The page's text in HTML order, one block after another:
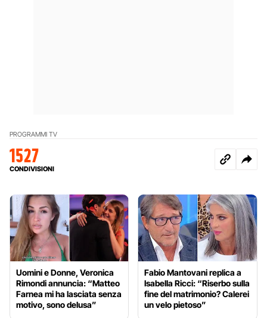
PROGRAMMI TV
1527
CONDIVISIONI
Uomini e Donne, Veronica
Rimondi annuncia: “Matteo
Farnea mi ha lasciata senza
motivo, sono delusa”
Fabio Mantovani replica a
Isabella Ricci: “Riserbo sulla
fine del matrimonio? Calerei
un velo pietoso”